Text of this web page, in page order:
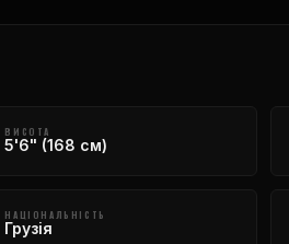
ВИСОТА
5'6" (168 см)
НАЦІОНАЛЬНІСТЬ
Грузія